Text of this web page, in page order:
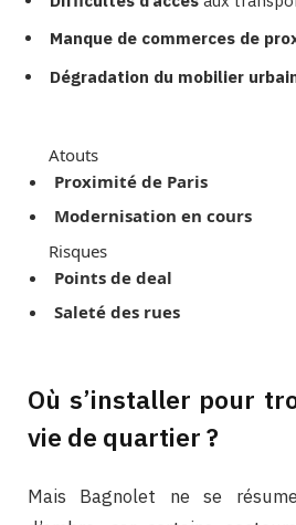
Manque de commerces de
Dégradation du mobilier
Atouts
Proximité de Paris
Modernisation en cours
Risques
Points de deal
Saleté des rues
Où s’installer pour
vie de quartier ?
Mais Bagnolet ne se